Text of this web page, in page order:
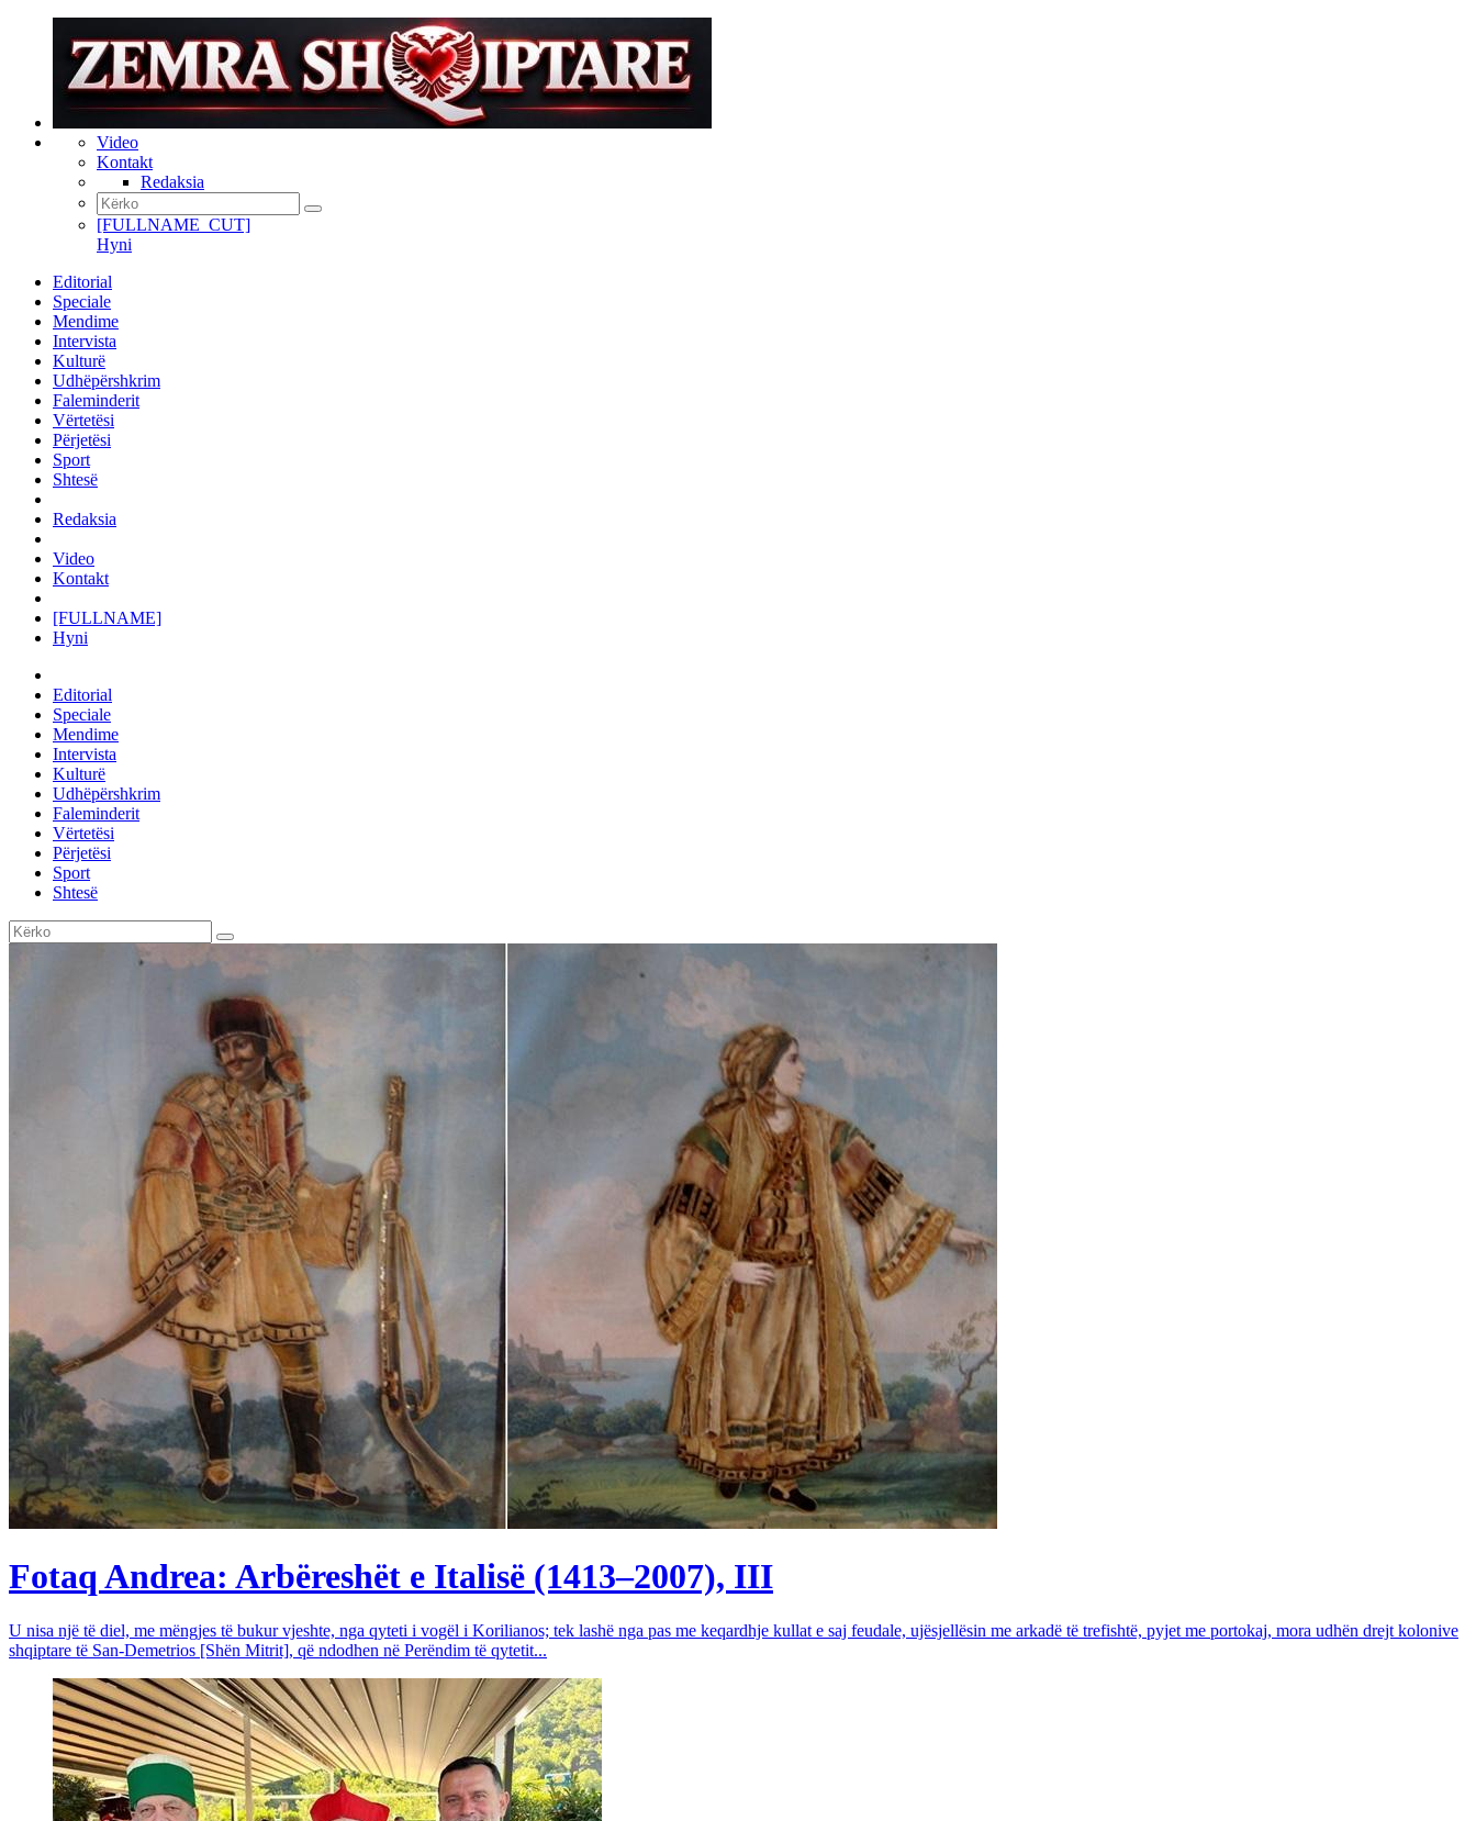
Video
Kontakt
Redaksia
[FULLNAME_CUT]
Hyni
Editorial
Speciale
Mendime
Intervista
Kulturë
Udhëpërshkrim
Faleminderit
Vërtetësi
Përjetësi
Sport
Shtesë
Redaksia
Video
Kontakt
[FULLNAME]
Hyni
Editorial
Speciale
Mendime
Intervista
Kulturë
Udhëpërshkrim
Faleminderit
Vërtetësi
Përjetësi
Sport
Shtesë
Fotaq Andrea: Arbëreshët e Italisë (1413–2007), III
U nisa një të diel, me mëngjes të bukur vjeshte, nga qyteti i vogël i Korilianos; tek lashë nga pas me keqardhje kullat e saj feudale, ujësjellësin me arkadë të trefishtë, pyjet me portokaj, mora udhën drejt kolonive
shqiptare të San-Demetrios [Shën Mitrit], që ndodhen në Perëndim të qytetit...